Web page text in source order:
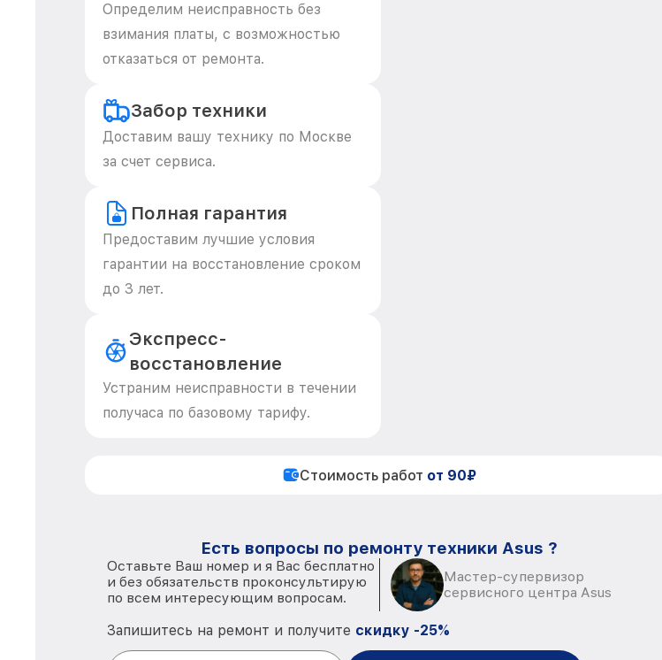
Определим неисправность без
взимания платы, с возможностью
отказаться от ремонта.
Забор техники
Доставим вашу технику по Москве
за счет сервиса.
Полная гарантия
Предоставим лучшие условия
гарантии на восстановление сроком
до 3 лет.
Экспресс-
восстановление
Устраним неисправности в течении
получаса по базовому тарифу.
Стоимость работ от 90₽
Есть вопросы по ремонту техники Asus ?
Оставьте Ваш номер и я Вас бесплатно
и без обязательств проконсультирую
по всем интересующим вопросам.
Мастер-супервизор
сервисного центра Asus
Запишитесь на ремонт и получите скидку -25%